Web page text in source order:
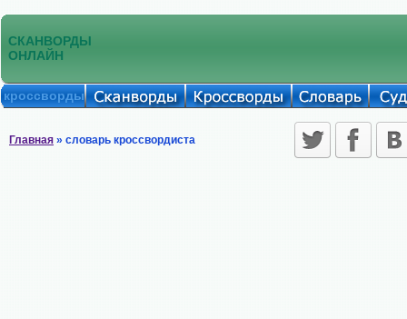
СКАНВОРДЫ
ОНЛАЙН
кроссворды
Главная » словарь кроссвордиста